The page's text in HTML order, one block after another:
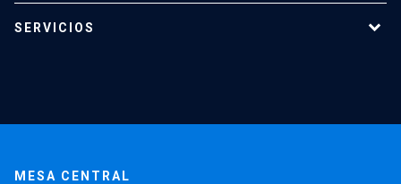
SERVICIOS
MESA CENTRAL